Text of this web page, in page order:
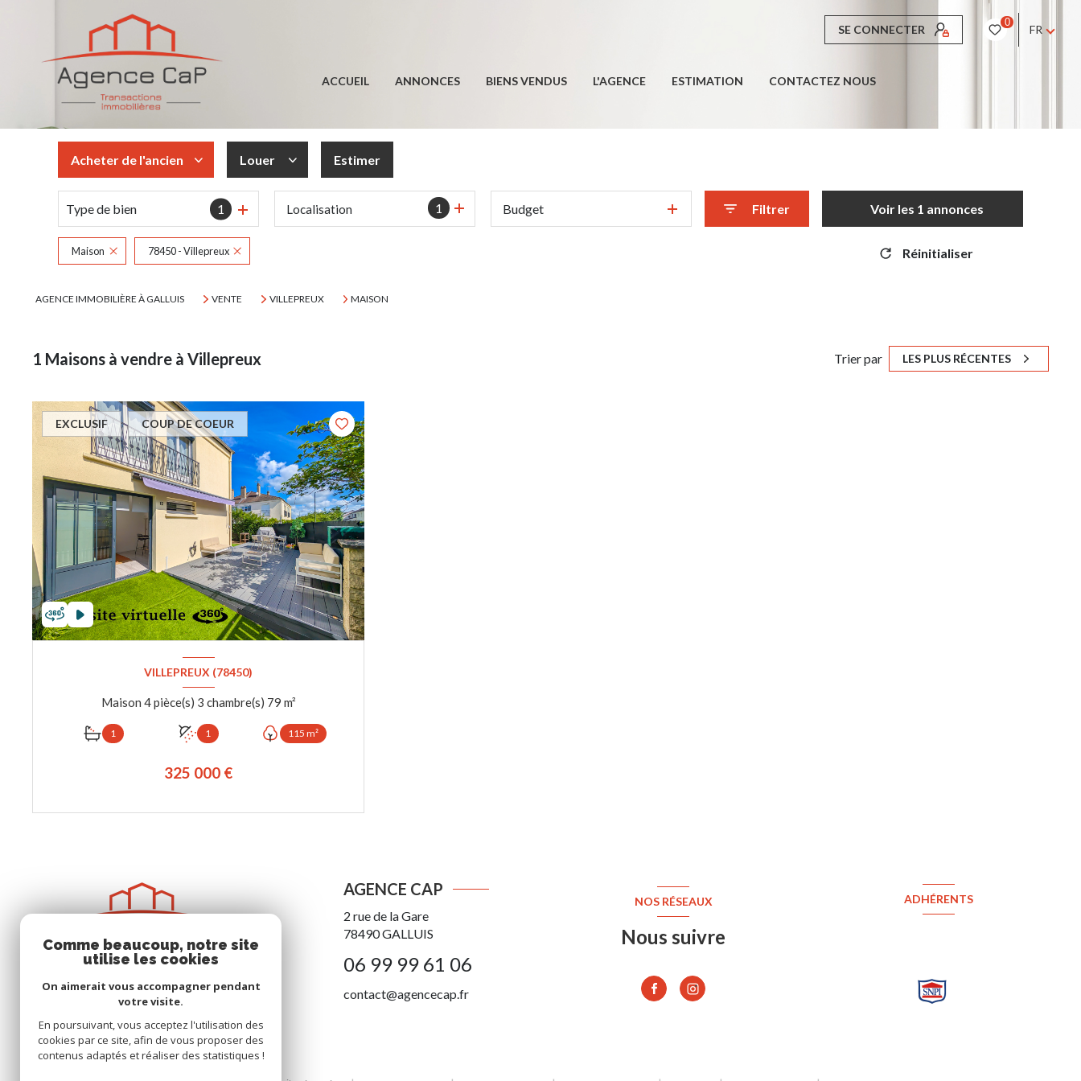
SE CONNECTER
0
FR
ACCUEIL ANNONCES BIENS VENDUS L'AGENCE ESTIMATION CONTACTEZ NOUS
Acheter de l'ancien
De l'ancien
Louer
à l'année
Estimer
Type de bien 1 1
Localisation Budget Filtrer Voir les 1 annonces
Maison 78450 - Villepreux Réinitialiser
AGENCE IMMOBILIÈRE À GALLUIS VENTE VILLEPREUX MAISON
1 Maisons à vendre à Villepreux Trier par LES PLUS RÉCENTES
EXCLUSIF COUP DE COEUR
VILLEPREUX (78450)
Maison 4 pièce(s) 3 chambre(s) 79 m²
1 1 115 m²
325 000 €
AGENCE CAP
2 rue de la Gare
78490GALLUIS
06 99 99 61 06
contact@agencecap.fr
NOS RÉSEAUX
Nous suivre
ADHÉRENTS
Comme beaucoup, notre site
utilise les cookies
On aimerait vous accompagner pendant
votre visite.
En poursuivant, vous acceptez l'utilisation des
cookies par ce site, afin de vous proposer des
contenus adaptés et réaliser des statistiques !